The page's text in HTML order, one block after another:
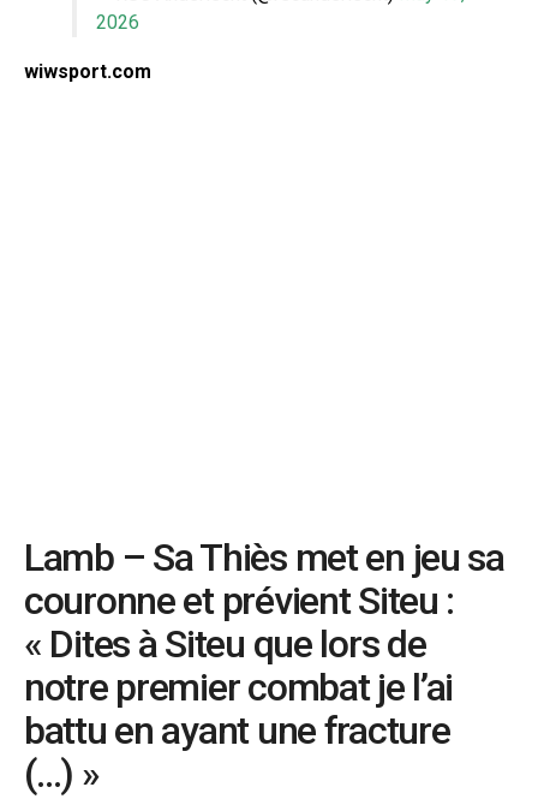
2026
wiwsport.com
Lamb – Sa Thiès met en jeu sa
couronne et prévient Siteu :
« Dites à Siteu que lors de
notre premier combat je l’ai
battu en ayant une fracture
(…) »